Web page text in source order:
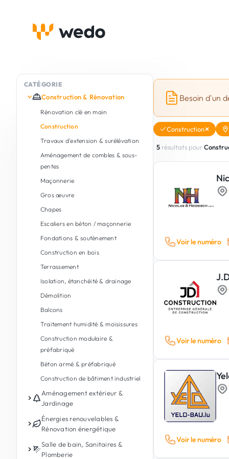
CATÉGORIE
Construction & Rénovation
Rénovation clé en main
Construction
Travaux d'extension & surélévation
Aménagement de combles & sous-
pentes
Maçonnerie
Gros œuvre
Chapes
Escaliers en béton / maçonnerie
Fondations & soutènement
Construction en bois
Terrassement
Isolation, étanchéité & drainage
Démolition
Balcons
Traitement humidité & moisissures
Construction modulaire &
préfabriqué
Béton armé & préfabriqué
Construction de bâtiment industriel
Aménagement extérieur &
Jardinage
Entretien de jardin
Conception de jardin & paysages
Aménagement extérieur
Énergies renouvelables &
Rénovation énergétique
Photovoltaïque
Salle de bain, Sanitaires &
Plomberie
Besoin d'un
Construction
5 résultats pour
Voir le numéro
Voir le numéro
Voir le numéro